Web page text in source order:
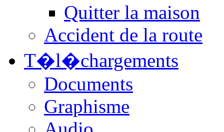
Quitter la maison
Accident de la route
T�l�chargements
Documents
Graphisme